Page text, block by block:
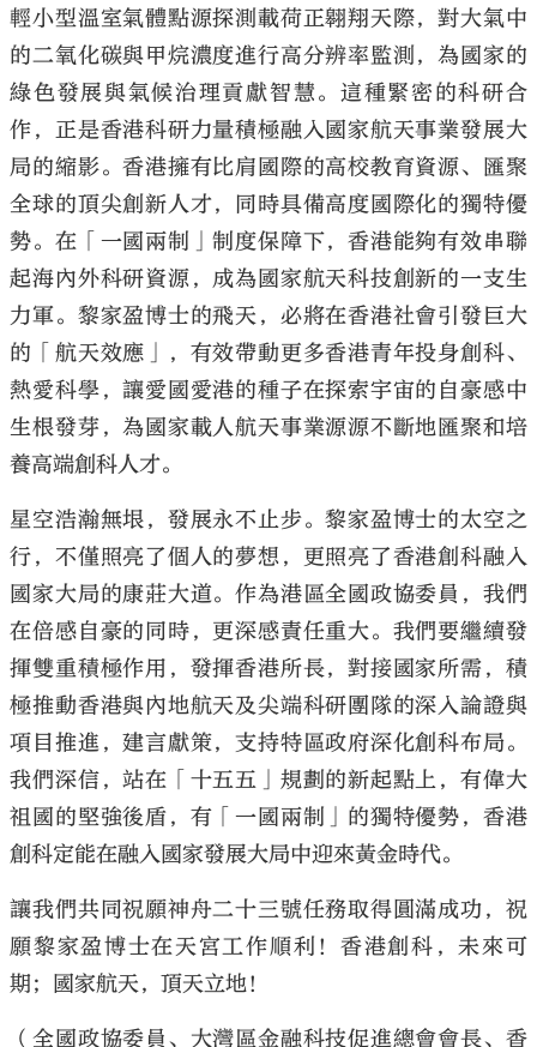
輕小型溫室氣體點源探測載荷正翱翔天際，對大氣中
的二氧化碳與甲烷濃度進行高分辨率監測，為國家的
綠色發展與氣候治理貢獻智慧。這種緊密的科研合
作，正是香港科研力量積極融入國家航天事業發展大
局的縮影。香港擁有比肩國際的高校教育資源、匯聚
全球的頂尖創新人才，同時具備高度國際化的獨特優
勢。在「一國兩制」制度保障下，香港能夠有效串聯
起海內外科研資源，成為國家航天科技創新的一支生
力軍。黎家盈博士的飛天，必將在香港社會引發巨大
的「航天效應」，有效帶動更多香港青年投身創科、
熱愛科學，讓愛國愛港的種子在探索宇宙的自豪感中
生根發芽，為國家載人航天事業源源不斷地匯聚和培
養高端創科人才。
星空浩瀚無垠，發展永不止步。黎家盈博士的太空之
行，不僅照亮了個人的夢想，更照亮了香港創科融入
國家大局的康莊大道。作為港區全國政協委員，我們
在倍感自豪的同時，更深感責任重大。我們要繼續發
揮雙重積極作用，發揮香港所長，對接國家所需，積
極推動香港與內地航天及尖端科研團隊的深入論證與
項目推進，建言獻策，支持特區政府深化創科布局。
我們深信，站在「十五五」規劃的新起點上，有偉大
祖國的堅強後盾，有「一國兩制」的獨特優勢，香港
創科定能在融入國家發展大局中迎來黃金時代。
讓我們共同祝願神舟二十三號任務取得圓滿成功，祝
願黎家盈博士在天宮工作順利！香港創科，未來可
期；國家航天，頂天立地！
（全國政協委員、大灣區金融科技促進總會會長、香